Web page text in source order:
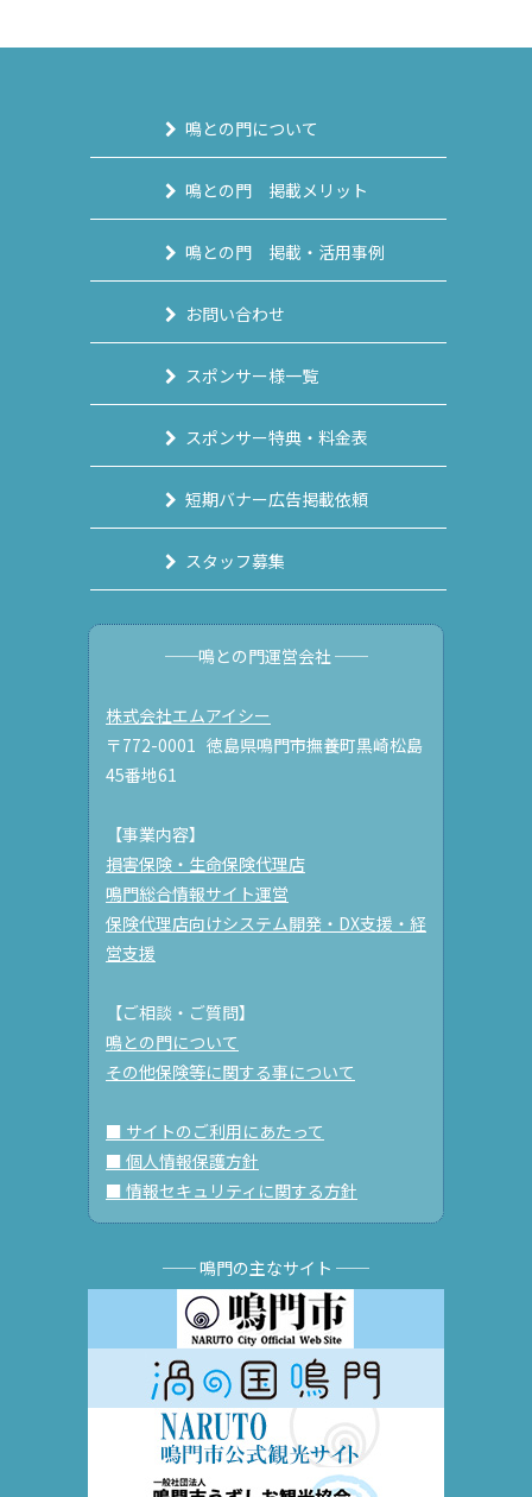
鳴との門について
鳴との門 掲載メリット
鳴との門 掲載・活用事例
お問い合わせ
スポンサー様一覧
スポンサー特典・料金表
短期バナー広告掲載依頼
スタッフ募集
──鳴との門運営会社 ──
株式会社エムアイシー
〒772-0001 徳島県鳴門市撫養町黒崎松島
45番地61
【事業内容】
損害保険・生命保険代理店
鳴門総合情報サイト運営
保険代理店向けシステム開発・DX支援・経
営支援
【ご相談・ご質問】
鳴との門について
その他保険等に関する事について
■ サイトのご利用にあたって
■ 個人情報保護方針
■ 情報セキュリティに関する方針
── 鳴門の主なサイト ──